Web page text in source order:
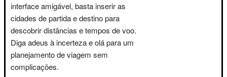
interface amigável, basta inserir as
cidades de partida e destino para
descobrir distâncias e tempos de voo.
Diga adeus à incerteza e olá para um
planejamento de viagem sem
complicações.